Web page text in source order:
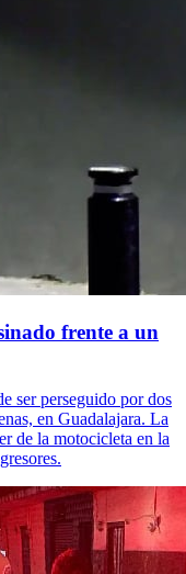
frente a un
ser perseguido por dos
en Guadalajara. La
de la motocicleta en la